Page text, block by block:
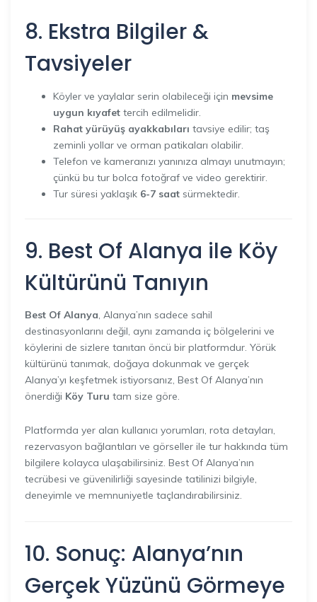
8. Ekstra Bilgiler &
Tavsiyeler
Köyler ve yaylalar serin olabileceği için mevsime
uygun kıyafet tercih edilmelidir.
Rahat yürüyüş ayakkabıları tavsiye edilir; taş
zeminli yollar ve orman patikaları olabilir.
Telefon ve kameranızı yanınıza almayı unutmayın;
çünkü bu tur bolca fotoğraf ve video gerektirir.
Tur süresi yaklaşık 6-7 saat sürmektedir.
9. Best Of Alanya ile Köy
Kültürünü Tanıyın
Best Of Alanya, Alanya’nın sadece sahil
destinasyonlarını değil, aynı zamanda iç bölgelerini ve
köylerini de sizlere tanıtan öncü bir platformdur. Yörük
kültürünü tanımak, doğaya dokunmak ve gerçek
Alanya’yı keşfetmek istiyorsanız, Best Of Alanya’nın
önerdiği Köy Turu tam size göre.
Platformda yer alan kullanıcı yorumları, rota detayları,
rezervasyon bağlantıları ve görseller ile tur hakkında tüm
bilgilere kolayca ulaşabilirsiniz. Best Of Alanya’nın
tecrübesi ve güvenilirliği sayesinde tatilinizi bilgiyle,
deneyimle ve memnuniyetle taçlandırabilirsiniz.
10. Sonuç: Alanya’nın
Gerçek Yüzünü Görmeye